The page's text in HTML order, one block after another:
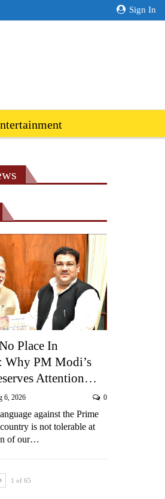
Sign In
Place In
Why PM Modi’s
Attention…
6, 2026 0
against the Prime
is not tolerable at
of our…
1 of 65